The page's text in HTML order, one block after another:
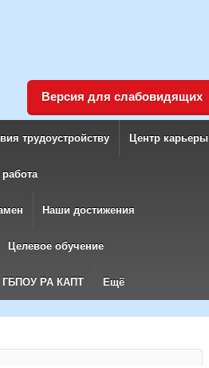
Версия для слабовидящих
трудоустройству Центр карьеры
Наши достижения
Целевое обучение
ГБПОУ РА КАПТ Ещё